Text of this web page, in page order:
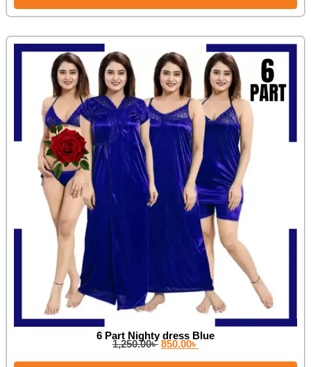
6 Part Nighty dress Blue
1,250.00৳ 850.00৳